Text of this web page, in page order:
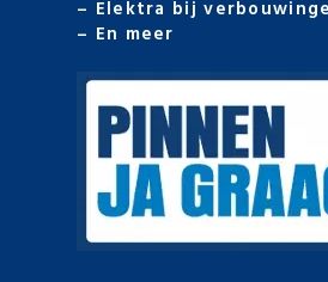
– Elektra bij
– En meer